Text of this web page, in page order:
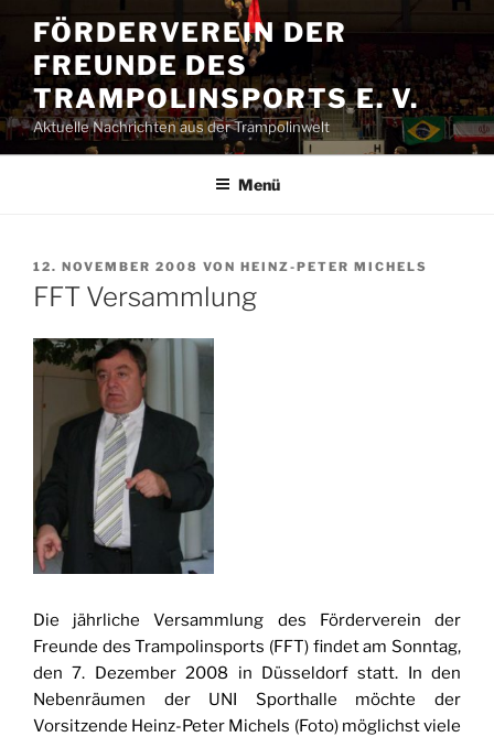
Inhalt
springen
FÖRDERVEREIN DER
FREUNDE DES
TRAMPOLINSPORTS E. V.
Aktuelle Nachrichten aus der Trampolinwelt
Menü
VERÖFFENTLICHT
AM
12. NOVEMBER 2008 VON HEINZ-PETER MICHELS
FFT Versammlung
Die jährliche Versammlung des Förderverein der
Freunde des Trampolinsports (FFT) findet am Sonntag,
den 7. Dezember 2008 in Düsseldorf statt. In den
Nebenräumen der UNI Sporthalle möchte der
Vorsitzende Heinz-Peter Michels (Foto) möglichst viele